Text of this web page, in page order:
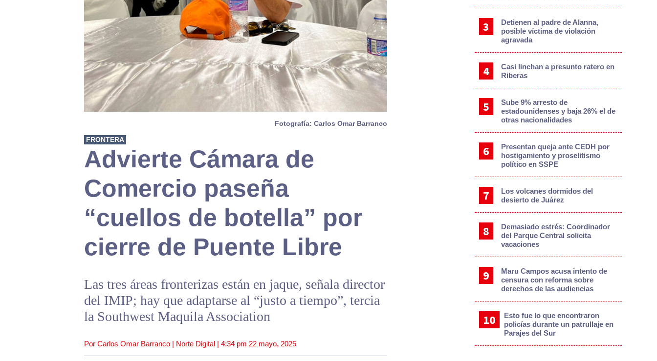
Fotografía: Carlos Omar Barranco
FRONTERA
Advierte Cámara de
Comercio paseña
“cuellos de botella” por
cierre de Puente Libre
Las tres áreas fronterizas están en jaque, señala director
del IMIP; hay que adaptarse al “justo a tiempo”, tercia
la Southwest Maquila Association
Por Carlos Omar Barranco | Norte Digital | 4:34 pm 22 mayo, 2025
Detienen al padre de Alanna,
posible víctima de violación
agravada
Casi linchan a presunto ratero en
Riberas
Sube 9% arresto de
estadounidenses y baja 26% el de
otras nacionalidades
Presentan queja ante CEDH por
hostigamiento y proselitismo
político en SSPE
Los volcanes dormidos del
desierto de Juárez
Demasiado estrés: Coordinador
del Parque Central solicita
vacaciones
Maru Campos acusa intento de
censura con reforma sobre
derechos de las audiencias
Esto fue lo que encontraron
policías durante un patrullaje en
Parajes del Sur